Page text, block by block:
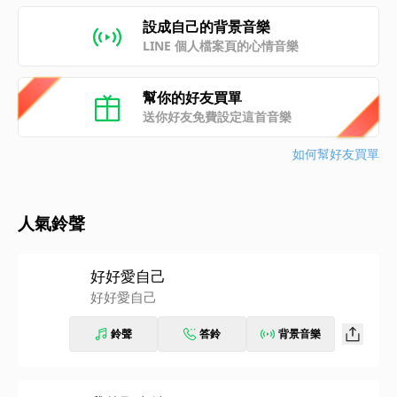
設成自己的背景音樂
LINE 個人檔案頁的心情音樂
幫你的好友買單
送你好友免費設定這首音樂
如何幫好友買單
人氣鈴聲
好好愛自己
好好愛自己
鈴聲 答鈴 背景音樂